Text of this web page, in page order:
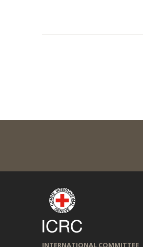
INTERNATIONAL COMMITTEE